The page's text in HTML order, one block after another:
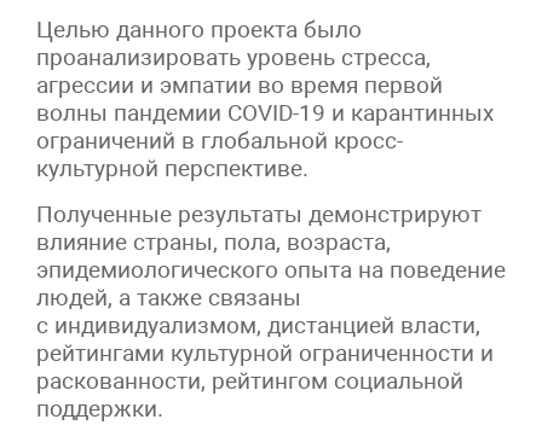
Целью данного проекта было
проанализировать уровень стресса,
агрессии и эмпатии во время первой
волны пандемии COVID-19 и карантинных
ограничений в глобальной кросс-
культурной перспективе.
Полученные результаты демонстрируют
влияние страны, пола, возраста,
эпидемиологического опыта на поведение
людей, а также связаны
с индивидуализмом, дистанцией власти,
рейтингами культурной ограниченности и
раскованности, рейтингом социальной
поддержки.